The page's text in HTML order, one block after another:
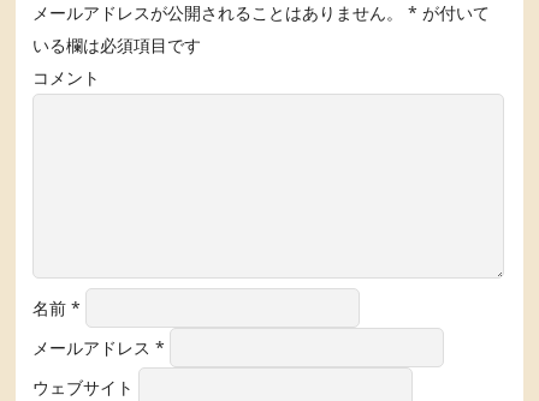
メールアドレスが公開されることはありません。 * が付いて
いる欄は必須項目です
コメント
名前*
メールアドレス*
ウェブサイト